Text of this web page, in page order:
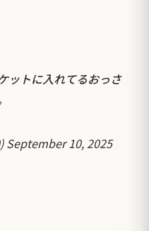
ットに入れてるおっさ
September 10, 2025